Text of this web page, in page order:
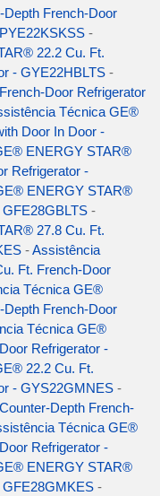
French-Door
-
22.2 Cu. Ft.
- GYE22HBLTS -
Door Refrigerator
Técnica GE®
Door In Door -
ENERGY STAR®
Refrigerator -
ENERGY STAR®
-
27.8 Cu. Ft.
-Assistência
Ft. French-Door
Técnica GE®
French-Door
Técnica GE®
Refrigerator -
22.2 Cu. Ft.
- GYS22GMNES -
Depth French-
Técnica GE®
Refrigerator -
ENERGY STAR®
GFE28GMKES -